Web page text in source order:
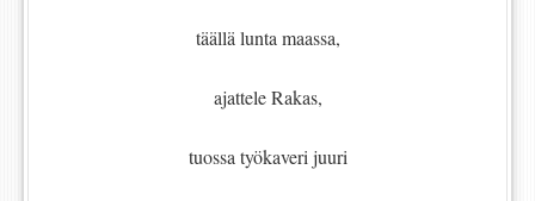
täällä lunta maassa,
ajattele Rakas,
tuossa työkaveri juuri